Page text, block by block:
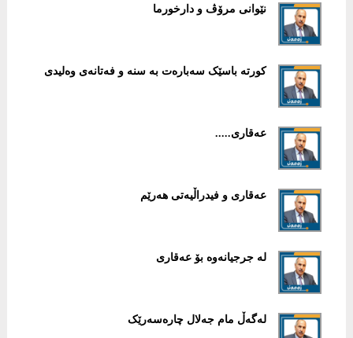
نێوانی مرۆڤ و دارخورما
کورتە باسێک سەبارەت بە سنە و فەتانەی وەلیدی
عەقاری.....
عەقاری و فیدراڵیەتی هەرێم
لە جرجیانەوە بۆ عەقاری
لەگەڵ مام جەلال چارەسەرێک